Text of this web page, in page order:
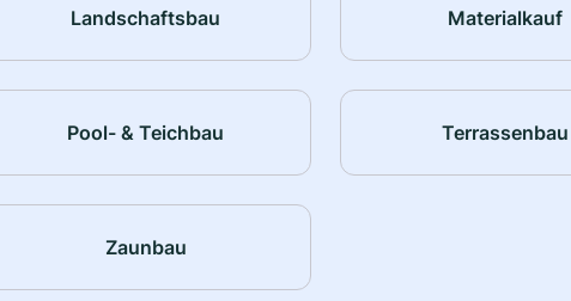
Landschaftsbau Materialkauf
Pool- & Teichbau Terrassenbau
Zaunbau